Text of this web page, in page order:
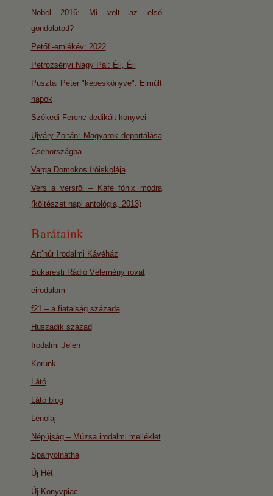
Nobel 2016: Mi volt az első
gondolatod?
Petőfi-emlékév: 2022
Petrozsényi Nagy Pál: Éli, Éli
Pusztai Péter "képeskönyve": Elmúlt
napok
Székedi Ferenc dedikált könyvei
Ujváry Zoltán: Magyarok deportálása
Csehországba
Varga Domokos íróiskolája
Vers a versről – Káfé főnix módra
(költészet napi antológia, 2013)
Barátaink
Art’húr Irodalmi Kávéház
Bukaresti Rádió Vélemény rovat
eirodalom
f21 – a fiatalság százada
Huszadik század
Irodalmi Jelen
Korunk
Látó
Látó blog
Lenolaj
Népújság – Múzsa irodalmi melléklet
Spanyolnátha
Új Hét
Új Könyvpiac